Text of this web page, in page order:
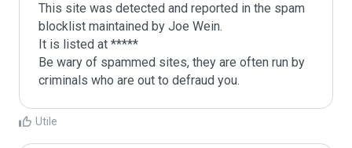
This site was detected and reported in the spam
blocklist maintained by Joe Wein.
It is listed at *****
Be wary of spammed sites, they are often run by
criminals who are out to defraud you.
Utile